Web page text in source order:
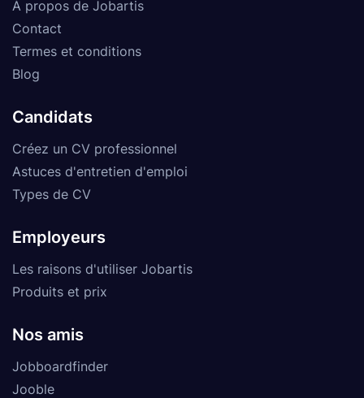
À propos de Jobartis
Contact
Termes et conditions
Blog
Candidats
Créez un CV professionnel
Astuces d'entretien d'emploi
Types de CV
Employeurs
Les raisons d'utiliser Jobartis
Produits et prix
Nos amis
Jobboardfinder
Jooble